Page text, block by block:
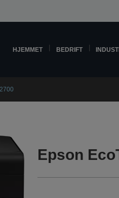
HJEMMET BEDRIFT
Epson